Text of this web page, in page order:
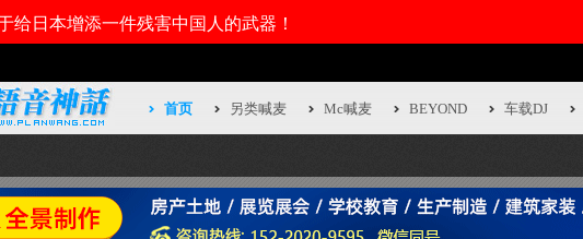
首页 另类喊麦 Mc喊麦 BEYOND 车载DJ